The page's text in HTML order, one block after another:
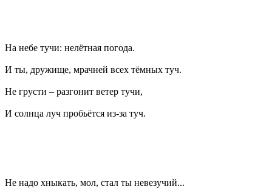
На небе тучи: нелётная погода.
И ты, дружище, мрачней всех тёмных туч.
Не грусти – разгонит ветер тучи,
И солнца луч пробьётся из-за туч.
Не надо хныкать, мол, стал ты невезучий...